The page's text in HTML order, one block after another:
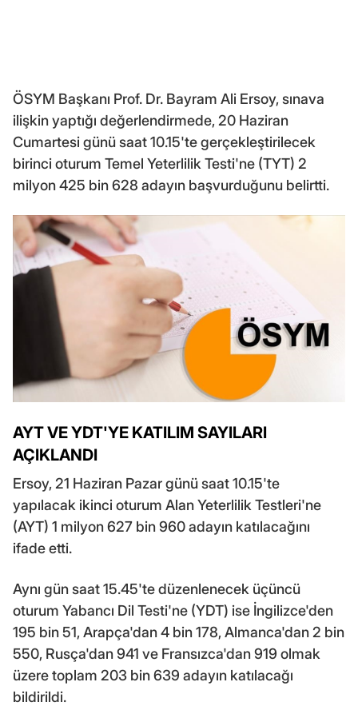
ÖSYM Başkanı Prof. Dr. Bayram Ali Ersoy, sınava
ilişkin yaptığı değerlendirmede, 20 Haziran
Cumartesi günü saat 10.15'te gerçekleştirilecek
birinci oturum Temel Yeterlilik Testi'ne (TYT) 2
milyon 425 bin 628 adayın başvurduğunu belirtti.
AYT VE YDT'YE KATILIM SAYILARI
AÇIKLANDI
Ersoy, 21 Haziran Pazar günü saat 10.15'te
yapılacak ikinci oturum Alan Yeterlilik Testleri'ne
(AYT) 1 milyon 627 bin 960 adayın katılacağını
ifade etti.
Aynı gün saat 15.45'te düzenlenecek üçüncü
oturum Yabancı Dil Testi'ne (YDT) ise İngilizce'den
195 bin 51, Arapça'dan 4 bin 178, Almanca'dan 2 bin
550, Rusça'dan 941 ve Fransızca'dan 919 olmak
üzere toplam 203 bin 639 adayın katılacağı
bildirildi.